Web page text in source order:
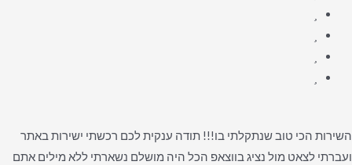
השירות הכי טוב שנתקלתי בו!!! תודה ענקית לכם רכשתי ישירות באתר
ועברתי לצאט מול נציג בווצאפ הכל היה מושלם נשארתי ללא מילים אתם